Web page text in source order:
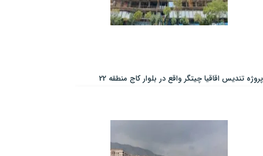
پروژه تندیس اقاقیا چیتگر واقع در بلوار کاج منطقه 22